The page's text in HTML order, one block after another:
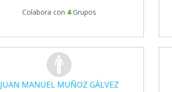
Colabora con 4 Grupos
JUAN MANUEL MUÑOZ GÁLVEZ